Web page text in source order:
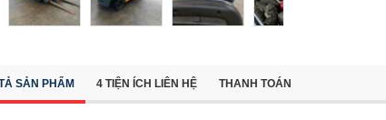
SẢN PHẨM 4 TIỆN ÍCH LIÊN HỆ THANH TOÁN